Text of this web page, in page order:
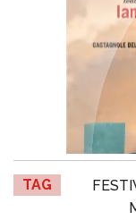
TAG